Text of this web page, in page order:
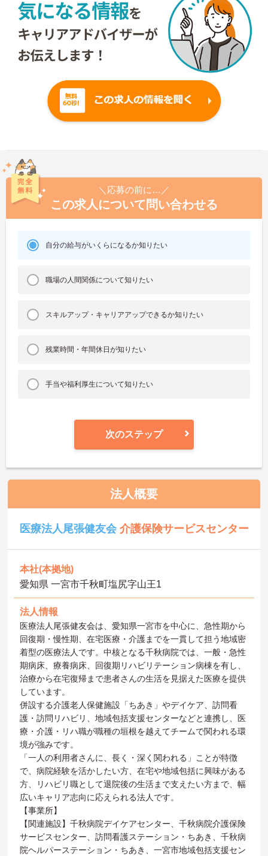
＼応募の前に…／
この求人について問い合わせる
自分の給与がいくらになるか知りたい
職場の人間関係について知りたい
スキルアップ・キャリアアップできるか知りたい
残業時間・年間休日が知りたい
手当や福利厚生について知りたい
次のステップ
法人概要
医療法人尾張健友会介護保険サービスセンター
本社(本拠地)
愛知県 一宮市千秋町塩尻字山王1
法人情報
医療法人尾張健友会は、愛知県一宮市を中心に、急性期から
回復期・慢性期、在宅医療・介護までを一貫して担う地域密
着型の医療法人です。中核となる千秋病院では、一般・急性
期病床、療養病床、回復期リハビリテーション病棟を有し、
治療から在宅復帰まで患者さんの生活を見据えた医療を提供
しています。
併設する介護老人保健施設「ちあき」やデイケア、訪問看
護・訪問リハビリ、地域包括支援センターなどと連携し、医
療・介護・リハ職が職種の垣根を越えてチームで関われる環
境が強みです。
「一人の利用者さんに、長く・深く関われる」ことが特徴
で、病院経験を活かしたい方、在宅や地域包括に興味がある
方、リハビリ職として退院後の生活まで支えたい方まで、幅
広いキャリア志向に応えられる法人です。
【事業所】
【関連施設】千秋病院デイケアセンター、千秋病院介護保険
サービスセンター、訪問看護ステーション・ちあき、千秋病
院ヘルパーステーション・ちあき、一宮市地域包括支援セン